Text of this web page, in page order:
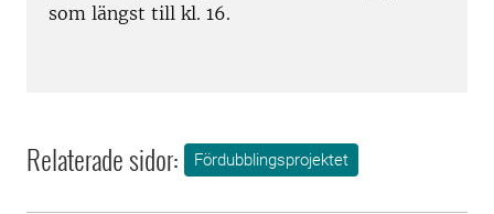
som längst till kl. 16.
Relaterade sidor: Fördubblingsprojektet